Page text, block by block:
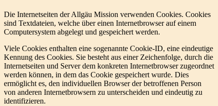
Die Internetseiten der Allgäu Mission verwenden Cookies. Cookies
sind Textdateien, welche über einen Internetbrowser auf einem
Computersystem abgelegt und gespeichert werden.
Viele Cookies enthalten eine sogenannte Cookie-ID, eine eindeutige
Kennung des Cookies. Sie besteht aus einer Zeichenfolge, durch die
Internetseiten und Server dem konkreten Internetbrowser zugeordnet
werden können, in dem das Cookie gespeichert wurde. Dies
ermöglicht es, den individuellen Browser der betroffenen Person
von anderen Internetbrowsern zu unterscheiden und eindeutig zu
identifizieren.